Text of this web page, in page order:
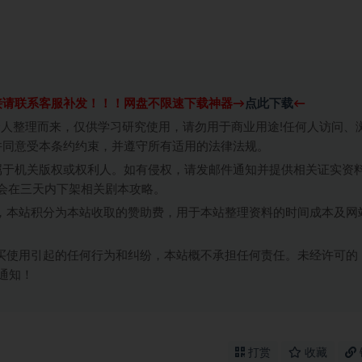
联系客服补发！！！网盘不限速下载神器→ 点此下载←
整理而来，仅供学习研究使用，请勿用于商业用途!任何人访问、
意受本条约约束，并遵守所有适用的法律法规。
机关版权或权利人。如有侵权，请发邮件通知并提供相关证实资料
三天内下架相关剧本攻略。
站积分为本站收取的赞助费，用于本站整理资料的时间成本及网
用引起的任何行为和纠纷，本站概不承担任何责任。未经许可的
知！
打赏 收藏